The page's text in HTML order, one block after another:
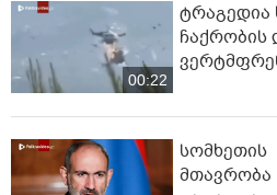
00:22
ტრაგედია
სომხეთის
მთავრობა